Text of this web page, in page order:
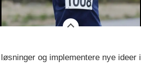
og implementere nye ideer i